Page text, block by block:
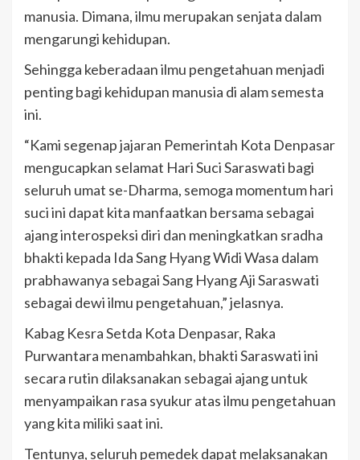
manusia. Dimana, ilmu merupakan senjata dalam
mengarungi kehidupan.
Sehingga keberadaan ilmu pengetahuan menjadi
penting bagi kehidupan manusia di alam semesta
ini.
“Kami segenap jajaran Pemerintah Kota Denpasar
mengucapkan selamat Hari Suci Saraswati bagi
seluruh umat se-Dharma, semoga momentum hari
suci ini dapat kita manfaatkan bersama sebagai
ajang interospeksi diri dan meningkatkan sradha
bhakti kepada Ida Sang Hyang Widi Wasa dalam
prabhawanya sebagai Sang Hyang Aji Saraswati
sebagai dewi ilmu pengetahuan,” jelasnya.
Kabag Kesra Setda Kota Denpasar, Raka
Purwantara menambahkan, bhakti Saraswati ini
secara rutin dilaksanakan sebagai ajang untuk
menyampaikan rasa syukur atas ilmu pengetahuan
yang kita miliki saat ini.
Tentunya, seluruh pemedek dapat melaksanakan